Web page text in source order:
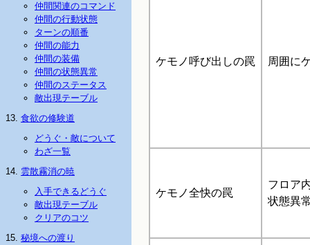
仲間関連のコマンド
仲間の行動状態
ターンの順番
仲間の能力
仲間の装備
仲間の状態異常
仲間のステータス
敵出現テーブル
食欲の修験道
どうぐ・敵について
わざ一覧
雲散霧消の暁
入手できるどうぐ
敵出現テーブル
クリアのコツ
秘境への渡り
ケモノ呼び出しの罠 周囲に
ケモノ全快の罠
フロア
状態異